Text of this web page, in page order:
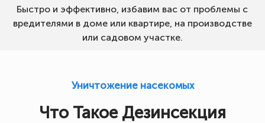
Быстро и эффективно, избавим вас от проблемы с
вредителями в доме или квартире, на производстве
или садовом участке.
Уничтожение насекомых
Что Такое Дезинсекция